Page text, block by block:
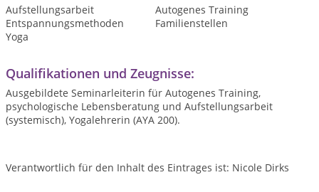
Aufstellungsarbeit
Autogenes Training
Entspannungsmethoden
Familienstellen
Yoga
Qualifikationen und Zeugnisse:
Ausgebildete Seminarleiterin für Autogenes Training,
psychologische Lebensberatung und Aufstellungsarbeit
(systemisch), Yogalehrerin (AYA 200).
Verantwortlich für den Inhalt des Eintrages ist: Nicole Dirks